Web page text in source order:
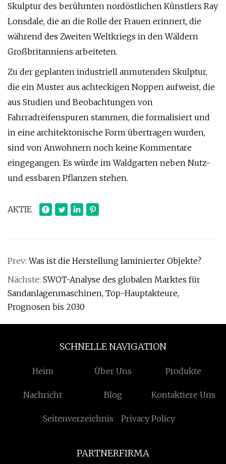
Skulptur des berühmten nordöstlichen Künstlers Ray
Lonsdale, die an die Rolle der Frauen erinnert, die
während des Zweiten Weltkriegs in den Wäldern
Großbritanniens arbeiteten.
Zu der geplanten industriell anmutenden Skulptur,
die ein Muster aus achteckigen Noppen aufweist, die
aus Studien und Beobachtungen von
Fahrradreifenspuren stammen, die formalisiert und
in eine architektonische Form übertragen wurden,
sind von Anwohnern noch keine Kommentare
eingegangen. Es würde im Waldgarten neben Nutz-
und essbaren Pflanzen stehen.
AKTIE
Prev:Was ist die Herstellung laminierter Objekte?
Nächste: SWOT-Analyse des globalen Marktes für
Sandanlagenmaschinen, Top-Hauptakteure,
Prognosen bis 2030
SCHNELLE NAVIGATION
Heim Über Uns Produkte
Nachricht Blog Kontaktiere Uns
Seitenverzeichnis Privacy Policy
PARTNERFIRMA